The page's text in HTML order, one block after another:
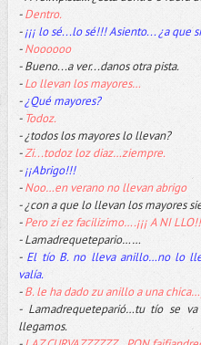
-Dentro.
-¡¡¡ lo sé...lo sé!!! Asiento... ¿a que
-Noooooo
- Bueno...a ver...danos otra pista.
-Lo llevan los mayores…
-¿Qué mayores?
- Todoz.
- ¿todos los mayores lo llevan?
-Zi...todoz loz diaz…ziempre.
-¡¡Abrigo!!!
-Noo…en verano no llevan abrigo
- ¿con a que lo llevan los mayores
-Pero zi ez facilizimo….¡¡¡ A NI
- Lamadrequetepario……
- El tío B. no lleva anillo…no lo
valía.
-B. le ha dado zu anillo a una
- Lamadrequeteparió…tu tío se
llegamos.